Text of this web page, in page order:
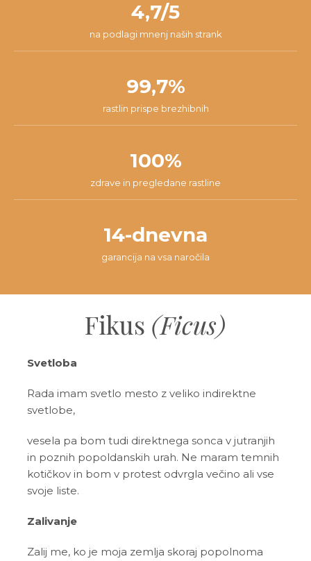
4,7/5
na podlagi mnenj naših strank
99,7%
rastlin prispe brezhibnih
100%
zdrave in pregledane rastline
14-dnevna
garancija na vsa naročila
Fikus (Ficus)
Svetloba
Rada imam svetlo mesto z veliko indirektne
svetlobe,
vesela pa bom tudi direktnega sonca v jutranjih
in poznih popoldanskih urah. Ne maram temnih
kotičkov in bom v protest odvrgla večino ali vse
svoje liste.
Zalivanje
Zalij me, ko je moja zemlja skoraj popolnoma